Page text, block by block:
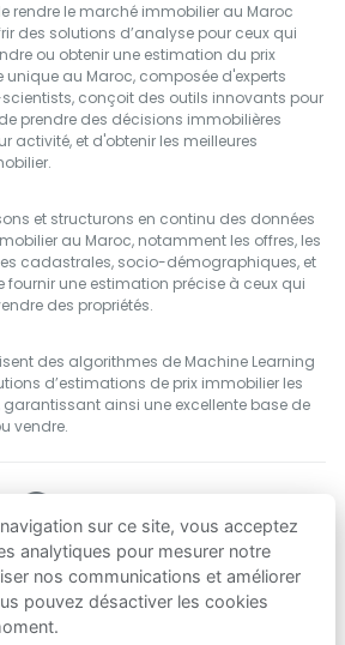
rendre le marché immobilier au Maroc
des solutions d’analyse pour ceux qui
ou obtenir une estimation du prix
unique au Maroc, composée d'experts
conçoit des outils innovants pour
prendre des décisions immobilières
activité, et d'obtenir les meilleures
et structurons en continu des données
au Maroc, notamment les offres, les
cadastrales, socio-démographiques, et
fournir une estimation précise à ceux qui
des propriétés.
des algorithmes de Machine Learning
d’estimations de prix immobilier les
garantissant ainsi une excellente base de
vendre.
NOUS
sur
Store
Telecharger sur
sur ce site, vous acceptez
analytiques pour mesurer notre
nos communications et améliorer
pouvez désactiver les cookies